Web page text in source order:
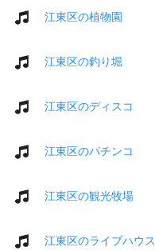
江東区の植物園
江東区の釣り堀
江東区のディスコ
江東区のパチンコ
江東区の観光牧場
江東区のライブハウス